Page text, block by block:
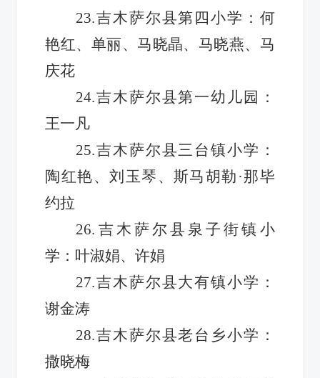
23.吉木萨尔县第四小学：何
艳红、单丽、马晓晶、马晓燕、马
庆花
24.吉木萨尔县第一幼儿园：
王一凡
25.吉木萨尔县三台镇小学：
陶红艳、刘玉琴、斯马胡勒·那毕
约拉
26.吉木萨尔县泉子街镇小
学：叶淑娟、许娟
27.吉木萨尔县大有镇小学：
谢金涛
28.吉木萨尔县老台乡小学：
撒晓梅